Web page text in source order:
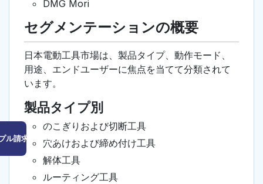
ル請求はこちら
DMG Mori
セグメンテーションの概要
日本電動工具市場は、製品タイプ、動作モード、
用途、エンドユーザーに焦点を当てて分類されて
います。
製品タイプ別
のこぎりおよび切断工具
穴あけおよび締め付け工具
解体工具
ルーティング工具